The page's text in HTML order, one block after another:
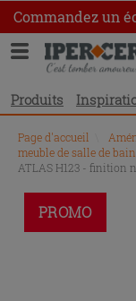
Commandez un
Produits
Page d'accueil
meuble de salle de
ATLAS H123 - finition
PROMO